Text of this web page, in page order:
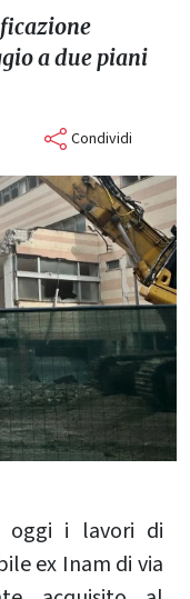
a due piani
Condividi
oggi i lavori di
ex Inam di via